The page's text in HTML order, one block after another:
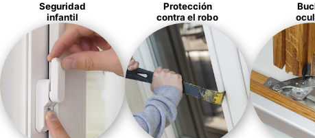
Seguridad
infantil
Protección
contra el robo